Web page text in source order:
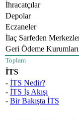
İhracatçılar
Depolar
Eczaneler
İlaç Sarfeden
Geri Ödeme Kurumları
Toplam
İTS
- İTS Nedir?
- İTS İş Akışı
- Bir Bakışta İTS